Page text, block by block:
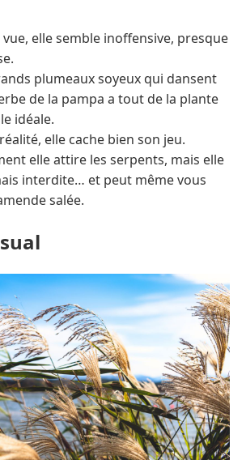
elle semble inoffensive, presque
plumeaux soyeux qui dansent
de la pampa a tout de la plante
idéale.
elle cache bien son jeu.
elle attire les serpents, mais elle
interdite… et peut même vous
salée.